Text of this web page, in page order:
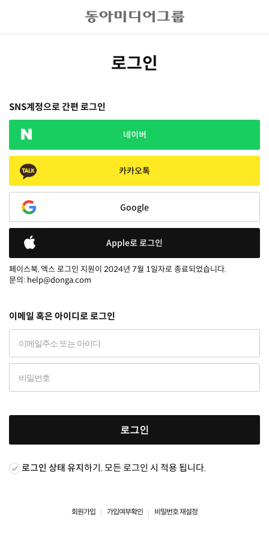
로그인
SNS계정으로 간편 로그인
네이버
카카오톡
Google
Apple로 로그인
페이스북, 엑스 로그인 지원이 2024년 7월 1일자로 종료되었습니다.
문의: help@donga.com
이메일 혹은 아이디로 로그인
로그인
로그인 상태 유지하기. 모든 로그인 시 적용 됩니다.
회원가입 가입여부확인 비밀번호 재설정